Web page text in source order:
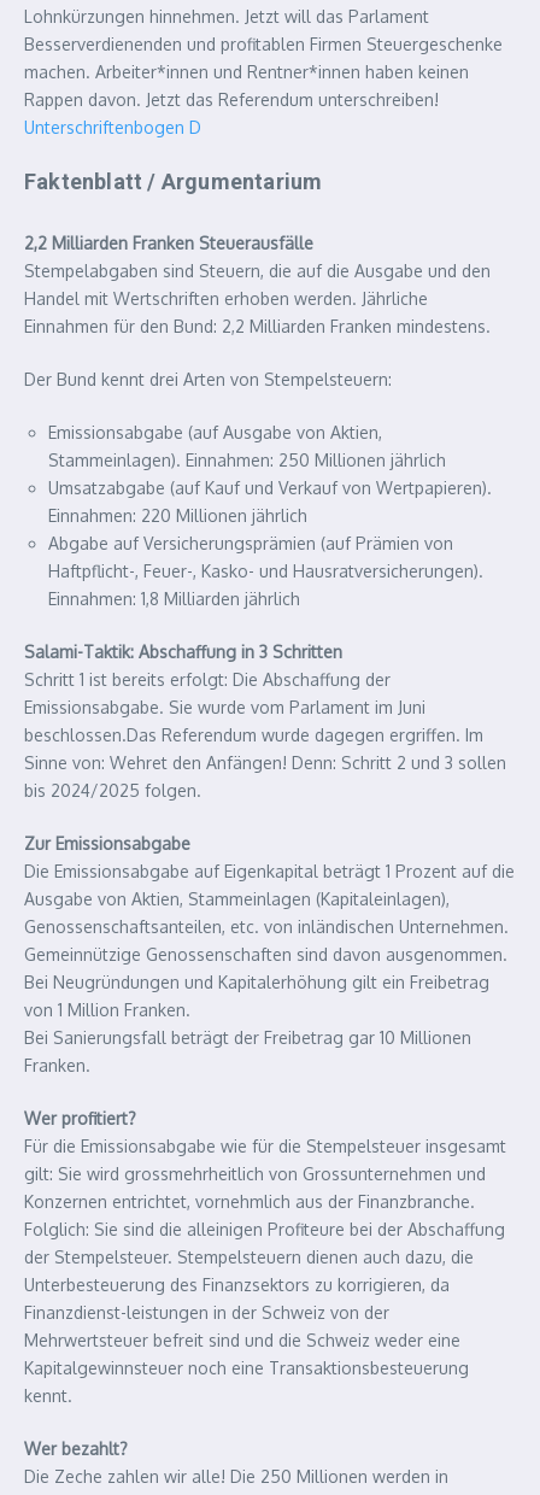
Lohnkürzungen hinnehmen. Jetzt will das Parlament
Besserverdienenden und profitablen Firmen Steuergeschenke
machen. Arbeiter*innen und Rentner*innen haben keinen
Rappen davon. Jetzt das Referendum unterschreiben!
Unterschriftenbogen D
Faktenblatt / Argumentarium
2,2 Milliarden Franken Steuerausfälle
Stempelabgaben sind Steuern, die auf die Ausgabe und den
Handel mit Wertschriften erhoben werden. Jährliche
Einnahmen für den Bund: 2,2 Milliarden Franken mindestens.
Der Bund kennt drei Arten von Stempelsteuern:
Emissionsabgabe (auf Ausgabe von Aktien,
Stammeinlagen). Einnahmen: 250 Millionen jährlich
Umsatzabgabe (auf Kauf und Verkauf von Wertpapieren).
Einnahmen: 220 Millionen jährlich
Abgabe auf Versicherungsprämien (auf Prämien von
Haftpflicht-, Feuer-, Kasko- und Hausratversicherungen).
Einnahmen: 1,8 Milliarden jährlich
Salami-Taktik: Abschaffung in 3 Schritten
Schritt 1 ist bereits erfolgt: Die Abschaffung der
Emissionsabgabe. Sie wurde vom Parlament im Juni
beschlossen.Das Referendum wurde dagegen ergriffen. Im
Sinne von: Wehret den Anfängen! Denn: Schritt 2 und 3 sollen
bis 2024/2025 folgen.
Zur Emissionsabgabe
Die Emissionsabgabe auf Eigenkapital beträgt 1 Prozent auf die
Ausgabe von Aktien, Stammeinlagen (Kapitaleinlagen),
Genossenschaftsanteilen, etc. von inländischen Unternehmen.
Gemeinnützige Genossenschaften sind davon ausgenommen.
Bei Neugründungen und Kapitalerhöhung gilt ein Freibetrag
von 1 Million Franken.
Bei Sanierungsfall beträgt der Freibetrag gar 10 Millionen
Franken.
Wer profitiert?
Für die Emissionsabgabe wie für die Stempelsteuer insgesamt
gilt: Sie wird grossmehrheitlich von Grossunternehmen und
Konzernen entrichtet, vornehmlich aus der Finanzbranche.
Folglich: Sie sind die alleinigen Profiteure bei der Abschaffung
der Stempelsteuer. Stempelsteuern dienen auch dazu, die
Unterbesteuerung des Finanzsektors zu korrigieren, da
Finanzdienst-leistungen in der Schweiz von der
Mehrwertsteuer befreit sind und die Schweiz weder eine
Kapitalgewinnsteuer noch eine Transaktionsbesteuerung
kennt.
Wer bezahlt?
Die Zeche zahlen wir alle! Die 250 Millionen werden in